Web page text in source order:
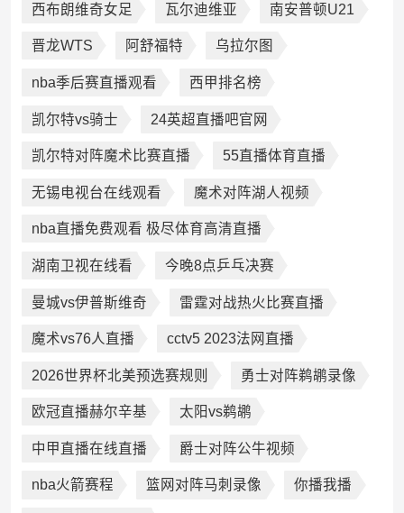
西布朗维奇女足 瓦尔迪维亚 南安普顿U21
晋龙WTS 阿舒福特 乌拉尔图
nba季后赛直播观看 西甲排名榜
凯尔特vs骑士 24英超直播吧官网
凯尔特对阵魔术比赛直播 55直播体育直播
无锡电视台在线观看 魔术对阵湖人视频
nba直播免费观看 极尽体育高清直播
湖南卫视在线看 今晚8点乒乓决赛
曼城vs伊普斯维奇 雷霆对战热火比赛直播
魔术vs76人直播 cctv5 2023法网直播
2026世界杯北美预选赛规则 勇士对阵鹈鹕录像
欧冠直播赫尔辛基 太阳vs鹈鹕
中甲直播在线直播 爵士对阵公牛视频
nba火箭赛程 篮网对阵马刺录像 你播我播